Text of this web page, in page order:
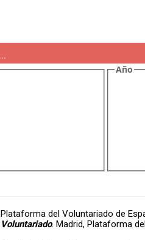
Año
Plataforma del Voluntariado de
Voluntariado.Madrid,Plataforma